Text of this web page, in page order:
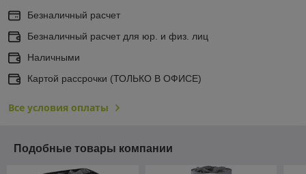
Безналичный расчет
Безналичный расчет для юр. и физ. лиц
Наличными
Картой рассрочки (ТОЛЬКО В ОФИСЕ)
Все условия оплаты
Подобные товары компании